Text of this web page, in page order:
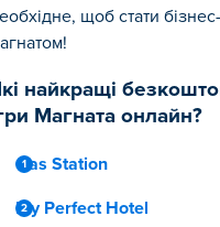
щоб стати бізнес-
найкращі
Магната онлайн?
Gas Station
My Perfect Hotel